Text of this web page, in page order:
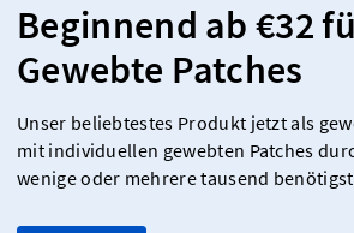
Beginnend ab €32
Gewebte Patches
Unser beliebtestes Produkt jetzt als
mit individuellen gewebten Patches
wenige oder mehrere tausend